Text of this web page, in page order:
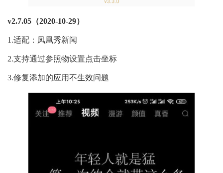
v2.7.05（2020-10-29）
1.适配：凤凰秀新闻
2.支持通过参照物设置点击坐标
3.修复添加的应用不生效问题